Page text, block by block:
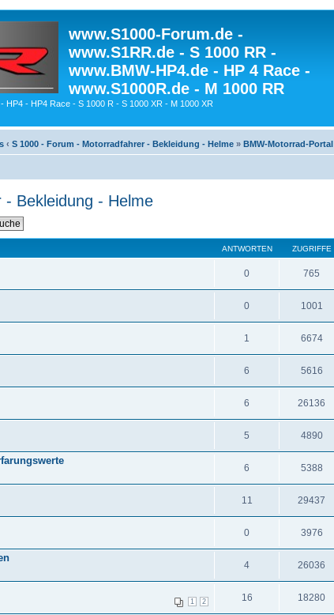
www.S1000-Forum.de -
www.S1RR.de - S 1000 RR -
www.BMW-HP4.de - HP 4 Race -
www.S1000R.de - M 1000 RR
- HP4 Race - S 1000 R - S 1000 XR - M 1000 XR
‹ S 1000 - Forum - Motorradfahrer - Bekleidung - Helme » BMW-Motorrad-Portal
Bekleidung - Helme
ANTWORTEN ZUGRIFFE
0 765
0 1001
1 6674
6 5616
6 26136
5 4890
6 5388
11 29437
0 3976
4 26036
1 2 16 18280